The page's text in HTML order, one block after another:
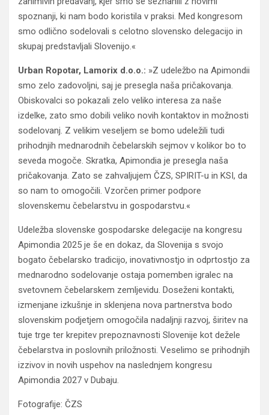
spoznanji, ki nam bodo koristila v praksi. Med kongresom
smo odlično sodelovali s celotno slovensko delegacijo in
skupaj predstavljali Slovenijo.«
Urban Ropotar, Lamorix d.o.o.: »Z udeležbo na Apimondii
smo zelo zadovoljni, saj je presegla naša pričakovanja.
Obiskovalci so pokazali zelo veliko interesa za naše
izdelke, zato smo dobili veliko novih kontaktov in možnosti
sodelovanj. Z velikim veseljem se bomo udeležili tudi
prihodnjih mednarodnih čebelarskih sejmov v kolikor bo to
seveda mogoče. Skratka, Apimondia je presegla naša
pričakovanja. Zato se zahvaljujem ČZS, SPIRIT-u in KSI, da
so nam to omogočili. Vzorčen primer podpore
slovenskemu čebelarstvu in gospodarstvu.«
Udeležba slovenske gospodarske delegacije na kongresu
Apimondia 2025 je še en dokaz, da Slovenija s svojo
bogato čebelarsko tradicijo, inovativnostjo in odprtostjo za
mednarodno sodelovanje ostaja pomemben igralec na
svetovnem čebelarskem zemljevidu. Doseženi kontakti,
izmenjane izkušnje in sklenjena nova partnerstva bodo
slovenskim podjetjem omogočila nadaljnji razvoj, širitev na
tuje trge ter krepitev prepoznavnosti Slovenije kot dežele
čebelarstva in poslovnih priložnosti. Veselimo se prihodnjih
izzivov in novih uspehov na naslednjem kongresu
Apimondia 2027 v Dubaju.
Fotografije: ČZS